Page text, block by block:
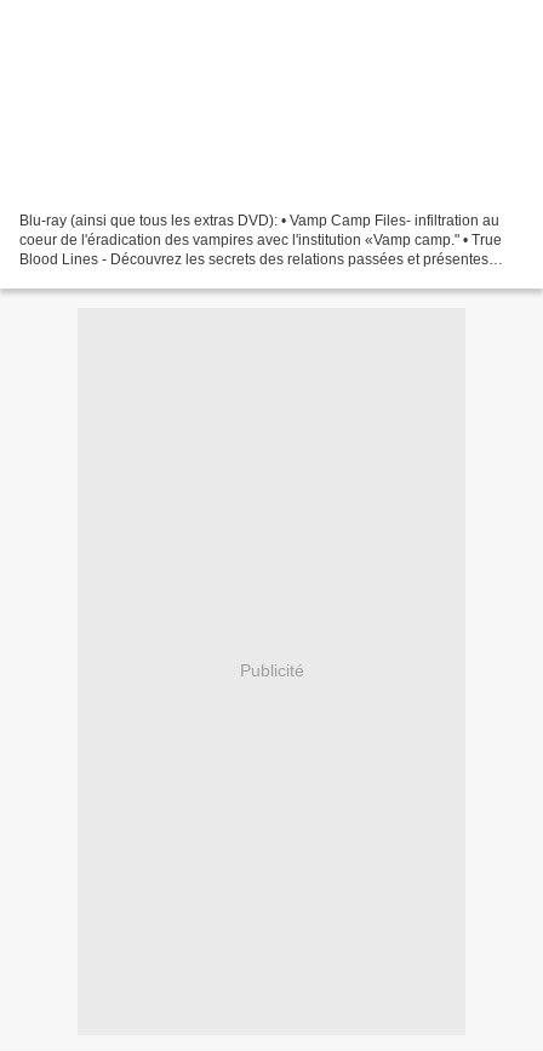
Blu-ray (ainsi que tous les extras DVD): • Vamp Camp Files- infiltration au
coeur de l'éradication des vampires avec l'institution «Vamp camp." • True
Blood Lines - Découvrez les secrets des relations passées et présentes
Publicité